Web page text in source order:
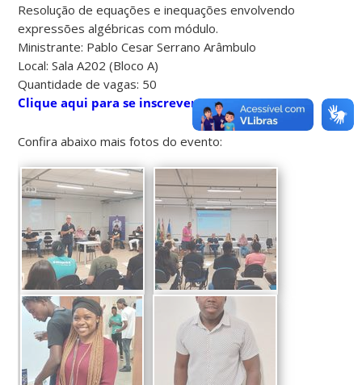
Resolução de equações e inequações envolvendo
expressões algébricas com módulo.
Ministrante: Pablo Cesar Serrano Arâmbulo
Local: Sala A202 (Bloco A)
Quantidade de vagas: 50
Clique aqui para se inscrever
Confira abaixo mais fotos do evento: